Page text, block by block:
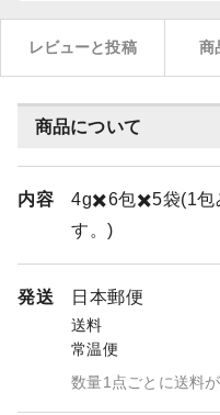
レビューと投稿 商
商品について
内容
4g✖️6包✖️5袋(1包
す。)
発送 日本郵便
送料
常温便
数量1点ごとに送料が